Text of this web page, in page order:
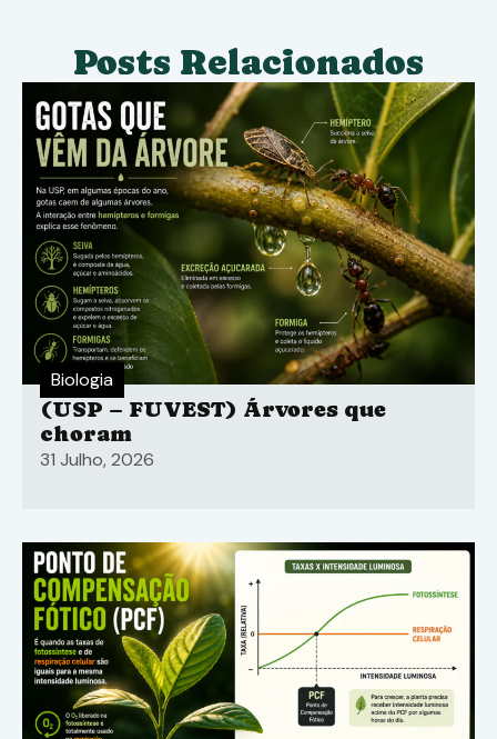
Posts Relacionados
Biologia
(USP – FUVEST) Árvores que
choram
31 Julho, 2026